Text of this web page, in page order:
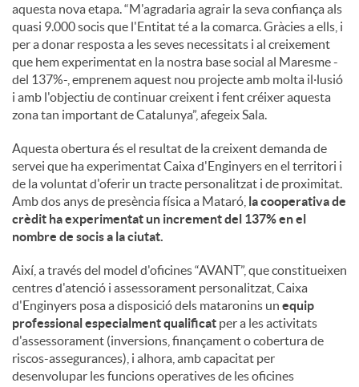
aquesta nova etapa. “M'agradaria agrair la seva confiança als
quasi 9.000 socis que l'Entitat té a la comarca. Gràcies a ells, i
per a donar resposta a les seves necessitats i al creixement
que hem experimentat en la nostra base social al Maresme -
del 137%-, emprenem aquest nou projecte amb molta il·lusió
i amb l'objectiu de continuar creixent i fent créixer aquesta
zona tan important de Catalunya”, afegeix Sala.
Aquesta obertura és el resultat de la creixent demanda de
servei que ha experimentat Caixa d'Enginyers en el territori i
de la voluntat d'oferir un tracte personalitzat i de proximitat.
Amb dos anys de presència física a Mataró, la cooperativa de
crèdit ha experimentat un increment del 137% en el
nombre de socis a la ciutat.
Així, a través del model d'oficines “AVANT”, que constitueixen
centres d'atenció i assessorament personalitzat, Caixa
d'Enginyers posa a disposició dels mataronins un equip
professional especialment qualificat per a les activitats
d'assessorament (inversions, finançament o cobertura de
riscos-assegurances), i alhora, amb capacitat per
desenvolupar les funcions operatives de les oficines